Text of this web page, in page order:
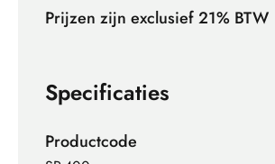
Prijzen zijn exclusief 21% BTW
Specificaties
Productcode